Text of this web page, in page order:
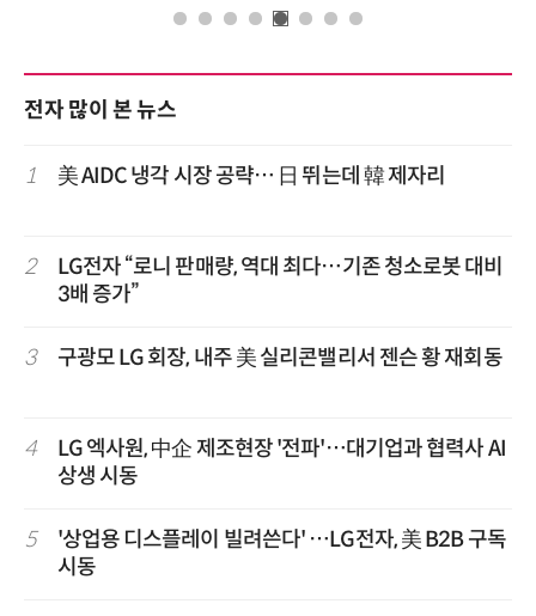
전자 많이 본 뉴스
1 美 AIDC 냉각 시장 공략… 日 뛰는데 韓 제자리
2
LG전자 “로니 판매량, 역대 최다…기존 청소로봇 대비
3배 증가”
3 구광모 LG 회장, 내주 美 실리콘밸리서 젠슨 황 재회동
4
LG 엑사원, 中企 제조현장 '전파'…대기업과 협력사 AI
상생 시동
5
'상업용 디스플레이 빌려쓴다' …LG전자, 美 B2B 구독
시동